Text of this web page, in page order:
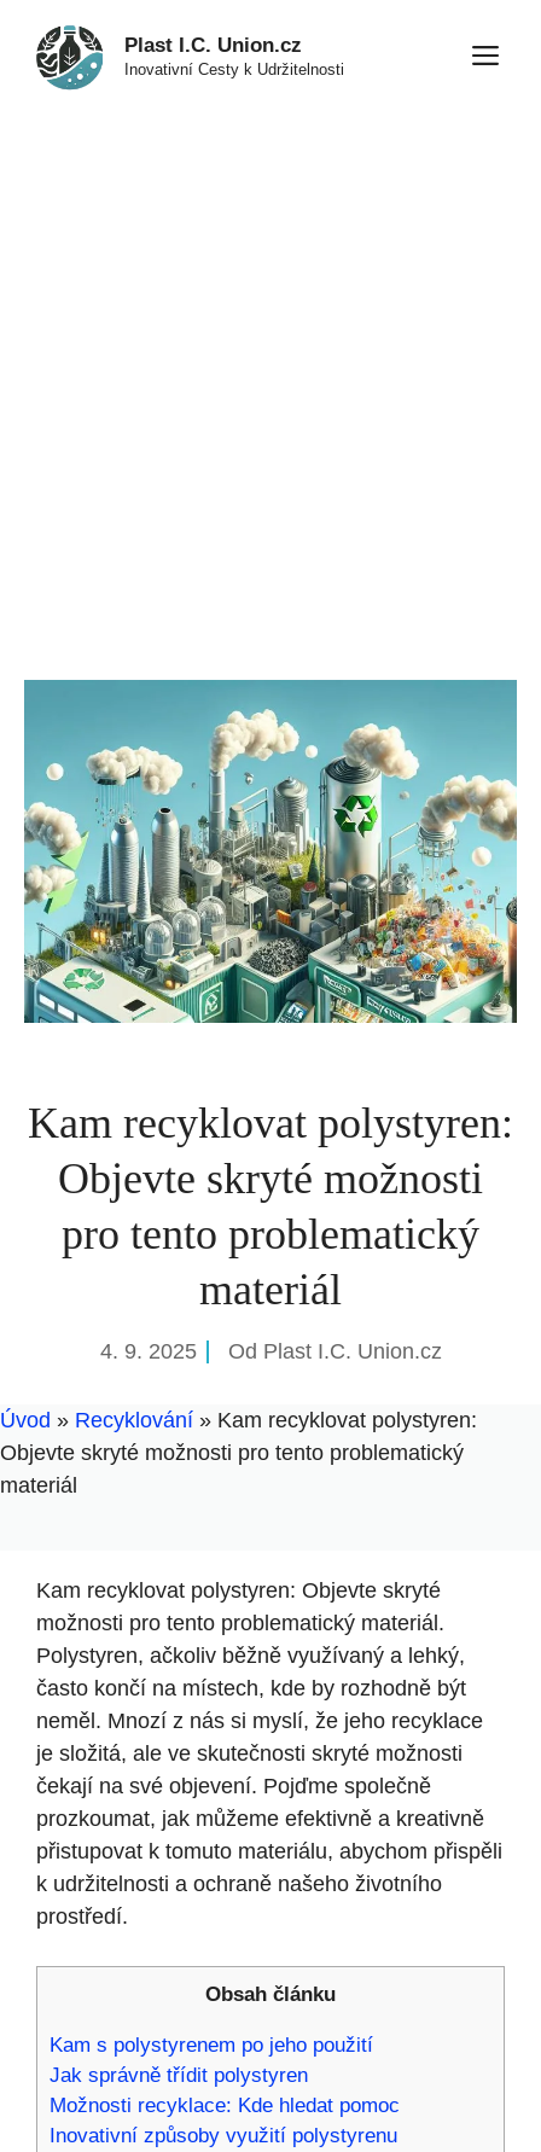
obsah
Plast I.C. Union.cz
Inovativní Cesty k Udržitelnosti
Kam recyklovat polystyren:
Objevte skryté možnosti
pro tento problematický
materiál
4. 9. 2025 Od Plast I.C. Union.cz
Úvod » Recyklování » Kam recyklovat polystyren:
Objevte skryté možnosti pro tento problematický
materiál
Kam recyklovat polystyren: Objevte skryté
možnosti pro tento problematický materiál.
Polystyren, ačkoliv běžně využívaný a lehký,
často končí na místech, kde by rozhodně být
neměl. Mnozí z nás si myslí, že jeho recyklace
je složitá, ale ve skutečnosti skryté možnosti
čekají na své objevení. Pojďme společně
prozkoumat, jak můžeme efektivně a kreativně
přistupovat k tomuto materiálu, abychom přispěli
k udržitelnosti a ochraně našeho životního
prostředí.
Obsah článku
Kam s polystyrenem po jeho použití
Jak správně třídit polystyren
Možnosti recyklace: Kde hledat pomoc
Inovativní způsoby využití polystyrenu